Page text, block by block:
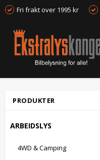
Fri frakt over 1995 kr
PRODUKTER
ARBEIDSLYS
4WD & Camping